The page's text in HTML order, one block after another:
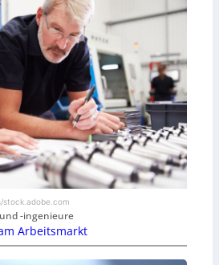
stock.adobe.com
-ingenieure
Arbeitsmarkt